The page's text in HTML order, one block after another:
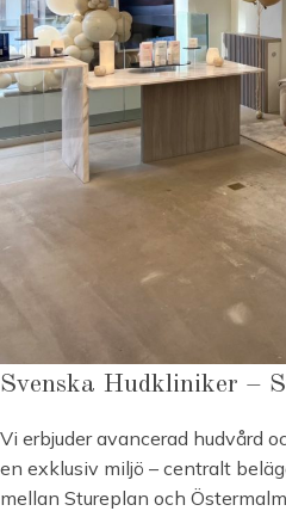
Svenska Hudkliniker –
Vi erbjuder avancerad hudvård
en exklusiv miljö – centralt
mellan Stureplan och